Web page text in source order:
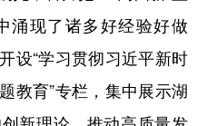
涌现了诸多好经验好做
设“学习贯彻习近平新时
教育”专栏，集中展示湖